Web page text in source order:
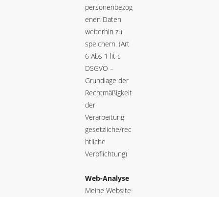
personenbezog
enen Daten
weiterhin zu
speichern. (Art
6 Abs 1 lit c
DSGVO –
Grundlage der
Rechtmäßigkeit
der
Verarbeitung:
gesetzliche/rec
htliche
Verpflichtung)
Web-Analyse
Meine Website